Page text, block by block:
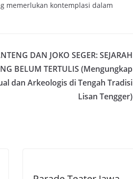
memerlukan kontemplasi dalam
DAN JOKO SEGER: SEJARAH
BELUM TERTULIS (Mengungkap
dan Arkeologis di Tengah Tradisi
Lisan Tengger)